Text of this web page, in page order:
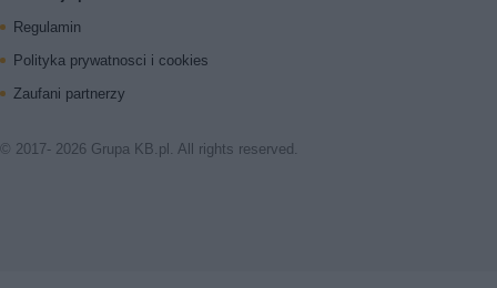
Regulamin
Polityka prywatnosci i cookies
Zaufani partnerzy
© 2017- 2026 Grupa KB.pl. All rights reserved.